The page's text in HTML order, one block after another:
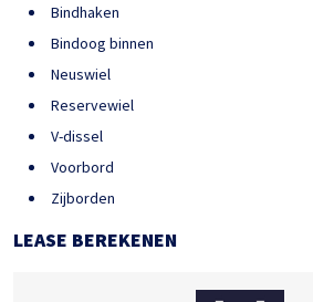
Bindhaken
Bindoog binnen
Neuswiel
Reservewiel
V-dissel
Voorbord
Zijborden
LEASE BEREKENEN